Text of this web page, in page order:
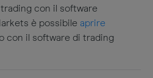
con il software
è possibile aprire
con il software di trading